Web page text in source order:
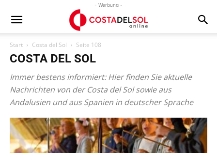
- Werbung -
Start Costa del Sol Seite 108
COSTA DEL SOL
Immer bestens informiert: Hier finden Sie aktuelle
Nachrichten von der Costa del Sol sowie aus
Andalusien und aus Spanien in deutscher Sprache